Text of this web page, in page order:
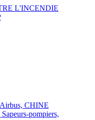
L'INCENDIE
Airbus, CHINE
pompiers,